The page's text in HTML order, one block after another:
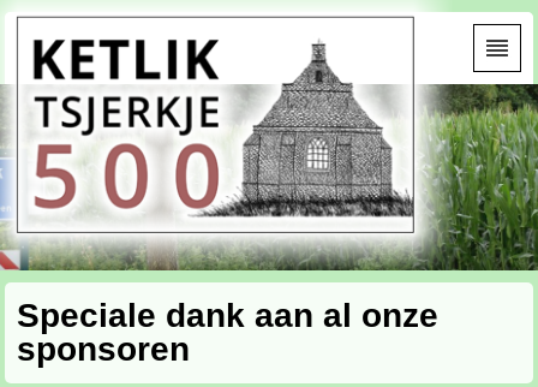
Speciale dank aan al onze
sponsoren